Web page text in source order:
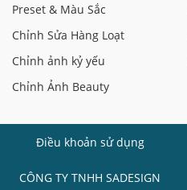
Preset & Màu Sắc
Chỉnh Sửa Hàng Loạt
Chỉnh ảnh kỷ yếu
Chỉnh Ảnh Beauty
Điều khoản sử dụng
CÔNG TY TNHH SADESIGN